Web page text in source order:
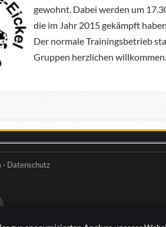
· Datenschutz
gewohnt. Dabei werden um
die im Jahr 2015 gekämpft
Der normale Trainingsbetrieb
Gruppen herzlichen willkommen.